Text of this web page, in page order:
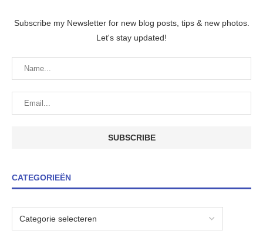
Subscribe my Newsletter for new blog posts, tips & new photos.
Let's stay updated!
CATEGORIEËN